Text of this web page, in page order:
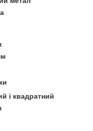
і квадратний